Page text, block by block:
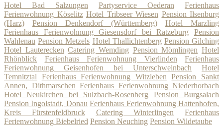
Hotel Bad Salzungen Partyservice Oederan
Ferienhaus
Ferienwohnung Köselitz Hotel Tribseer Wiesen Pension Ilsenburg
(Harz)
Pension Denkendorf (Württemberg)
Hotel Marzling
Ferienhaus Ferienwohnung Giesensdorf bei Ratzeburg
Pension
Wahlenau Pension Metzels Hotel Thallichtenberg Pension Gilching
Hotel Lauterecken Catering Wemding Pension Mömlingen Hotel
Rhönblick
Ferienhaus Ferienwohnung Vierlinden
Ferienhaus
Ferienwohnung Geisenhofen bei Unterschweinbach
Hotel
Temnitztal
Ferienhaus Ferienwohnung Witzleben
Pension Sankt
Annen, Dithmarschen Ferienhaus Ferienwohnung Niederhorbach
Hotel Neukirchen bei Sulzbach-Rosenberg
Pension Burgsalach
Pension Ingolstadt, Donau Ferienhaus Ferienwohnung Hattenhofen,
Kreis Fürstenfeldbruck
Catering Winterlingen
Ferienhaus
Ferienwohnung Biebelried Pension Neuching Pension Wildetaube